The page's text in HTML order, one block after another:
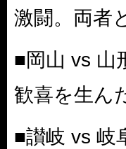
激闘。両者
■岡山 vs 山
歓喜を生ん
■讃岐 vs 岐